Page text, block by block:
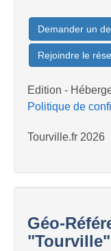
Demander un
Rejoindre le
Edition -
Politique de
Tourville.fr 2026
Géo-